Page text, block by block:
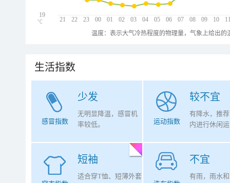
21 22 23 00 01 02 03 04 05 06 07 08 09 10
19
℃
温度：表示大气冷热程度的物理量，气象上给出
生活指数
少发
感冒指数
无明显降温，感冒机
率较低。
较不宜
运动指数
有降水，推
内进行休闲
短袖
适合穿T恤、短薄外套
不宜
有雨，雨水